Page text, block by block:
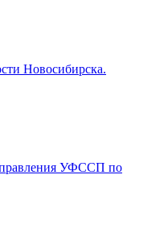
Новосибирска.
УФССП по